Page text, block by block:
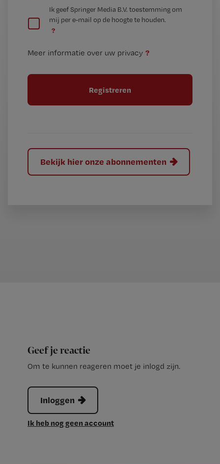
t
e
t
l
Ik geef Springer Media B.V. toestemming om
mij per e-mail op de hoogte te houden.
?
Meer informatie over uw privacy ?
Bekijk hier onze abonnementen
Geef je reactie
Om te kunnen reageren moet je inlogd zijn.
Inloggen
Ik heb nog geen account